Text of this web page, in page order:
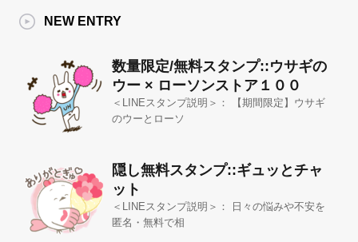
NEW ENTRY
数量限定/無料スタンプ::ウサギの
ウー × ローソンストア１００
＜LINEスタンプ説明＞： 【期間限定】ウサギ
のウーとローソ
隠し無料スタンプ::ギュッとチャ
ット
＜LINEスタンプ説明＞： 日々の悩みや不安を
匿名・無料で相